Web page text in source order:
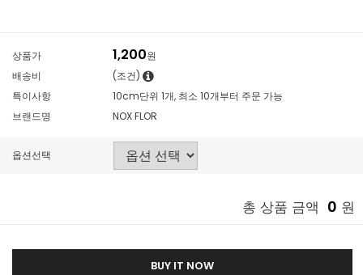
상품가 1,200원
배송비
(조건)
특이사항
10cm단위 1개, 최소 10개부터 주문 가능
브랜드명
NOX FLOR
옵션선택
총 상품 금액 0 원
BUY IT NOW